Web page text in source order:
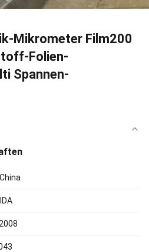
Mikrometer Film200
Folien-
Spannen-